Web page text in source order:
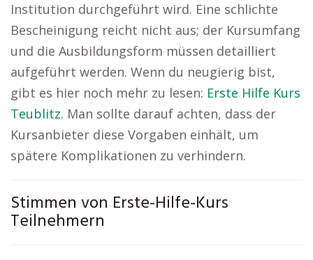
Institution durchgeführt wird. Eine schlichte
Bescheinigung reicht nicht aus; der Kursumfang
und die Ausbildungsform müssen detailliert
aufgeführt werden. Wenn du neugierig bist,
gibt es hier noch mehr zu lesen: Erste Hilfe Kurs
Teublitz. Man sollte darauf achten, dass der
Kursanbieter diese Vorgaben einhält, um
spätere Komplikationen zu verhindern.
Stimmen von Erste-Hilfe-Kurs
Teilnehmern